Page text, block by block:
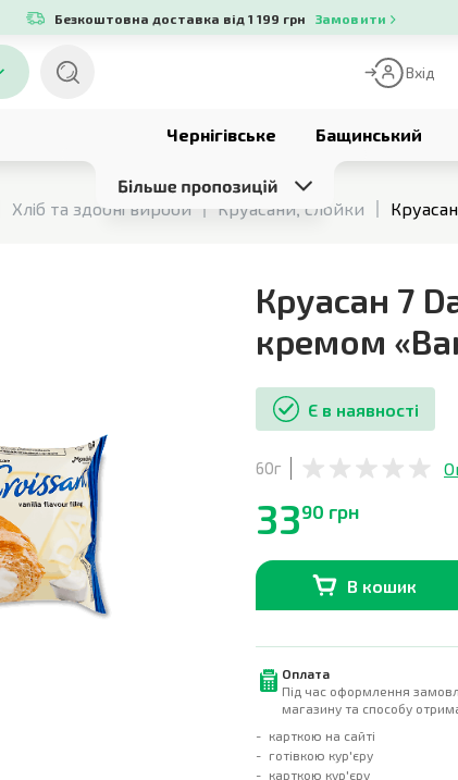
Безкоштовна доставка від 1 199 грн Замовити
Вхід
Чернігівське Бащинський
Хліб та здобні вироби Круасани, слойки
Круасан 7
кремом
Є в наявності
60г
3390 грн
В кошик
Оплата
Під час оформлення
магазину та способу
карткою на сайті
готівкою кур'єру
карткою кур'єру